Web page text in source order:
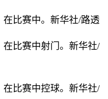
比赛中。新华社/路透
比赛中射门。新华社/
比赛中控球。新华社/